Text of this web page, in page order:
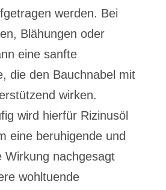
werden. Bei
Blähungen oder
eine sanfte
die den Bauchnabel mit
wirken.
wird hierfür Rizinusöl
eine beruhigende und
Wirkung nachgesagt
wohltuende